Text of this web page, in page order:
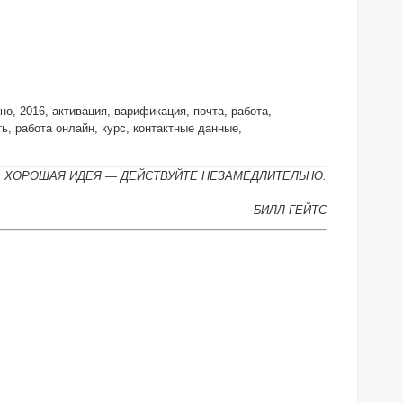
2016, активация, варификация, почта, работа,
работа онлайн, курс, контактные данные,
ИДЕЯ — ДЕЙСТВУЙТЕ НЕЗАМЕДЛИТЕЛЬНО.
БИЛЛ ГЕЙТС